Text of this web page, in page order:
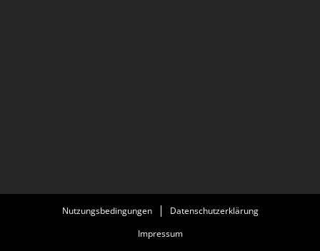
Nutzungsbedingungen
Datenschutzerklärung
Impressum